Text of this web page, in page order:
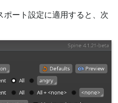
ポート設定に適用すると、次